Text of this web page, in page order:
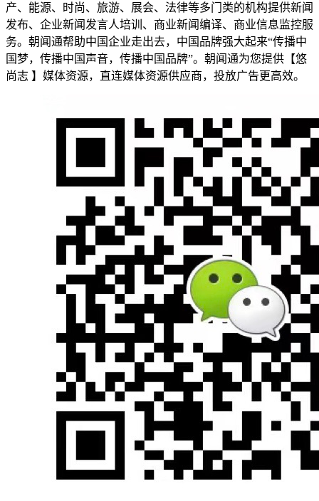
产、能源、时尚、旅游、展会、法律等多门类的机构提供新闻
发布、企业新闻发言人培训、商业新闻编译、商业信息监控服
务。朝闻通帮助中国企业走出去，中国品牌强大起来“传播中
国梦，传播中国声音，传播中国品牌”。朝闻通为您提供【悠
尚志 】媒体资源，直连媒体资源供应商，投放广告更高效。